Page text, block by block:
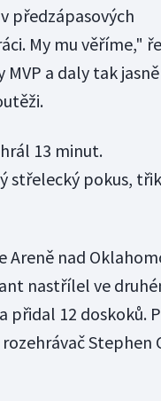
předzápasových
My mu věříme,"
a daly tak jasně
13 minut.
střelecký pokus,
Areně nad
nastřílel ve
12 doskoků.
Stephen